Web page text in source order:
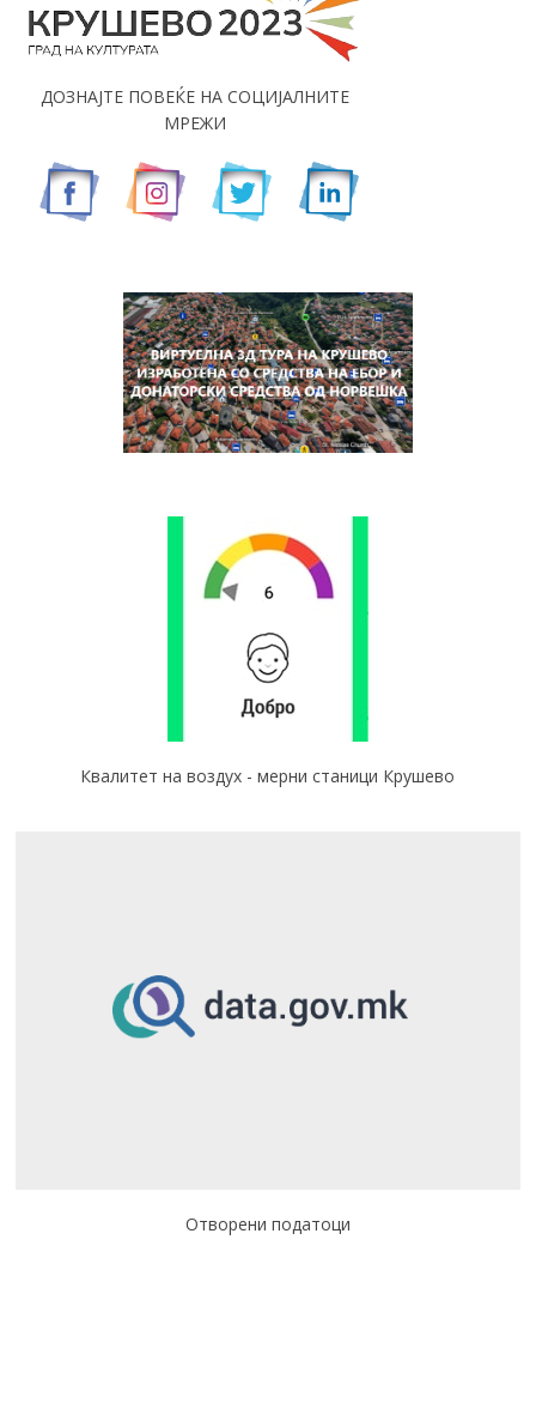
ДОЗНАЈТЕ ПОВЕЌЕ НА СОЦИЈАЛНИТЕ
МРЕЖИ
Квалитет на воздух - мерни станици Крушево
Отворени податоци